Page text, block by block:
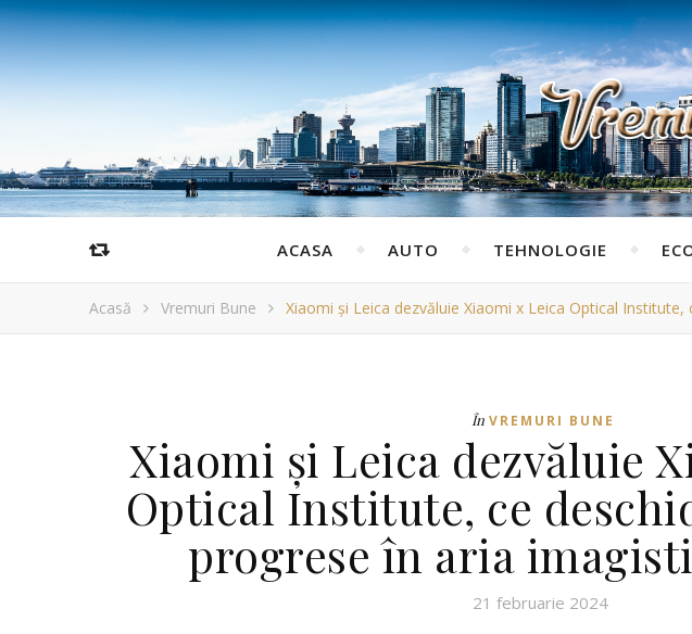
ACASA AUTO TEHNOLOGIE
Acasă Vremuri Bune Xiaomi și Leica dezvăluie Xiaomi x Leica Optical
În VREMURI BUNE
Xiaomi și Leica dezvăluie
Optical Institute, ce
progrese în aria
21 februarie 2024